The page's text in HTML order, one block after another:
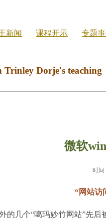
新闻 课程开示 专题
Trinley Dorje's teaching
微软
时间
“网站访
的几个“噶玛妙竹网站”先